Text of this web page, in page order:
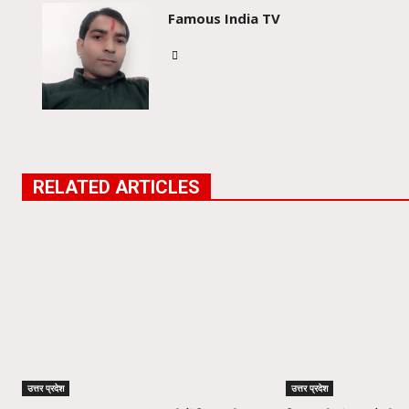
Famous India TV
RELATED ARTICLES
उत्तर प्रदेश उत्तर प्रदेश